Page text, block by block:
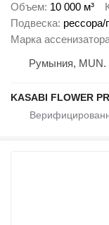
Объем 10 000 м³
Подвеска
Марка
Румыния, MUN.
KASABI FLOWER